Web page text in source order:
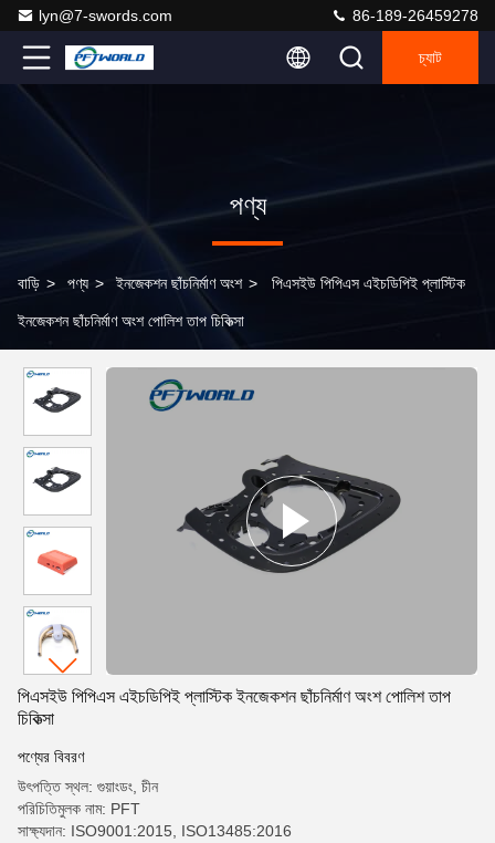
lyn@7-swords.com 86-189-26459278
চ্যাট
পণ্য
বাড়ি > পণ্য > ইনজেকশন ছাঁচনির্মাণ অংশ > পিএসইউ পিপিএস এইচডিপিই প্লাস্টিক
ইনজেকশন ছাঁচনির্মাণ অংশ পোলিশ তাপ চিকিত্সা
পিএসইউ পিপিএস এইচডিপিই প্লাস্টিক ইনজেকশন ছাঁচনির্মাণ অংশ পোলিশ তাপ
চিকিত্সা
পণ্যের বিবরণ
উৎপত্তি স্থল: গুয়াংডং, চীন
পরিচিতিমুলক নাম: PFT
সাক্ষ্যদান: ISO9001:2015, ISO13485:2016